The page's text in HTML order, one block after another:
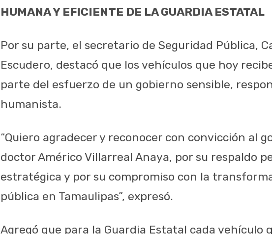
HUMANA Y EFICIENTE DE LA GUARDIA ESTATAL
Por su parte, el secretario de Seguridad Pública,
Escudero, destacó que los vehículos que hoy
parte del esfuerzo de un gobierno sensible,
humanista.
“Quiero agradecer y reconocer con convicción al
doctor Américo Villarreal Anaya, por su respaldo
estratégica y por su compromiso con la
pública en Tamaulipas”, expresó.
Agregó que para la Guardia Estatal cada vehículo